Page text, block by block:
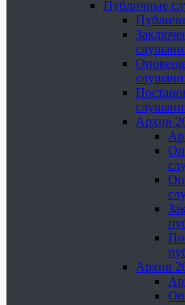
Публичные
Архив
Архив